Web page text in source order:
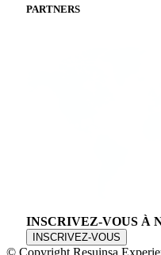
PARTNERS
INSCRIVEZ-VOUS À
INSCRIVEZ-VOUS